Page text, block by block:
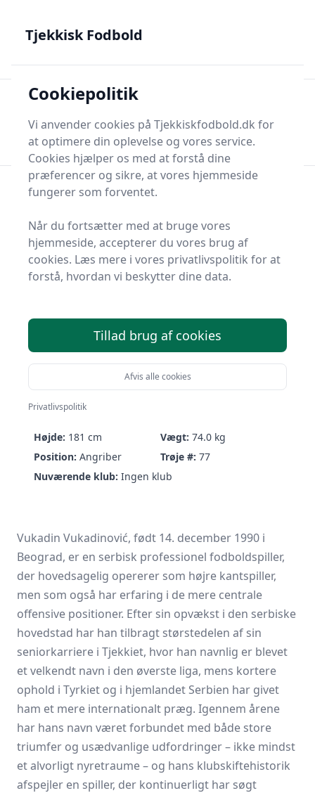
dansk
Søg nu
Vukadin Vukadinović
Højde: 181 cm Vægt: 74.0 kg
Position: Angriber Trøje #: 77
Nuværende klub: Ingen klub
Vukadin Vukadinović, født 14. december 1990 i
Beograd, er en serbisk professionel fodboldspiller,
der hovedsagelig opererer som højre kantspiller,
men som også har erfaring i de mere centrale
offensive positioner. Efter sin opvækst i den serbiske
hovedstad har han tilbragt størstedelen af sin
seniorkarriere i Tjekkiet, hvor han navnlig er blevet
et velkendt navn i den øverste liga, mens kortere
ophold i Tyrkiet og i hjemlandet Serbien har givet
ham et mere internationalt præg. Igennem årene
har hans navn været forbundet med både store
triumfer og usædvanlige udfordringer – ikke mindst
et alvorligt nyretraume – og hans klubskiftehistorik
afspejler en spiller, der kontinuerligt har søgt
Tjekkisk Fodbold
Cookiepolitik
Vi anvender cookies på Tjekkiskfodbold.dk for
at optimere din oplevelse og vores service.
Cookies hjælper os med at forstå dine
præferencer og sikre, at vores hjemmeside
fungerer som forventet.
Når du fortsætter med at bruge vores
hjemmeside, accepterer du vores brug af
cookies. Læs mere i vores privatlivspolitik for at
forstå, hvordan vi beskytter dine data.
Tillad brug af cookies
Afvis alle cookies
Privatlivspolitik